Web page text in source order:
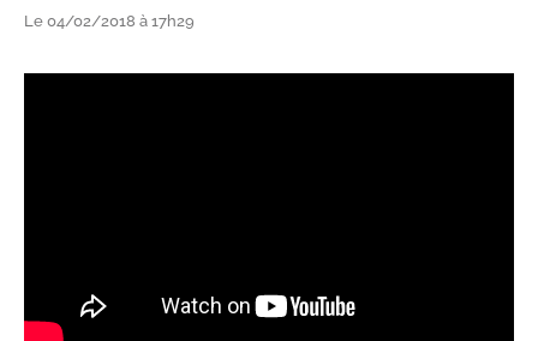
Le 04/02/2018 à 17h29